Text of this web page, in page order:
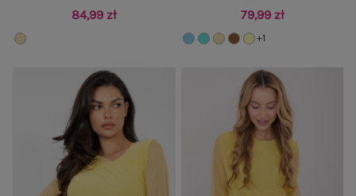
84,99 zł 79,99 zł
+1